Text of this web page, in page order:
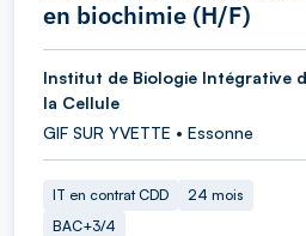
en biochimie (H/F)
Institut de Biologie Intégrative
la Cellule
GIF SUR YVETTE • Essonne
IT en contrat CDD
24 mois
BAC+3/4